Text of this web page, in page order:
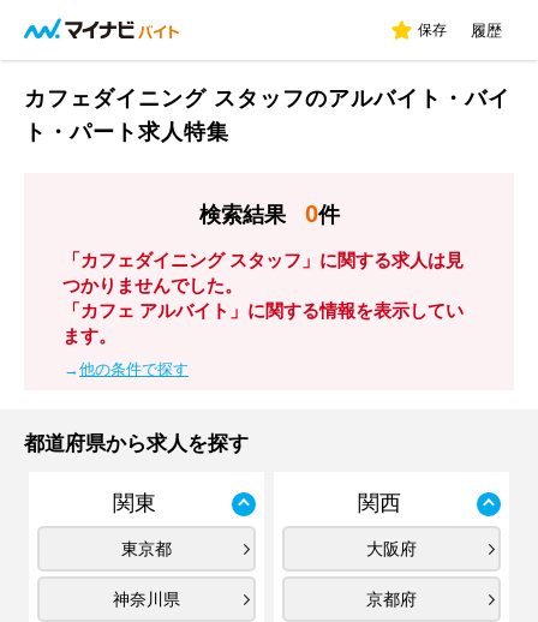
保存 履歴
カフェダイニング スタッフのアルバイト・バイ
ト・パート求人特集
検索結果 0件
「カフェダイニング スタッフ」に関する求人は見
つかりませんでした。
「カフェ アルバイト」に関する情報を表示してい
ます。
→他の条件で探す
都道府県から求人を探す
関東
東京都
神奈川県
関西
大阪府
京都府